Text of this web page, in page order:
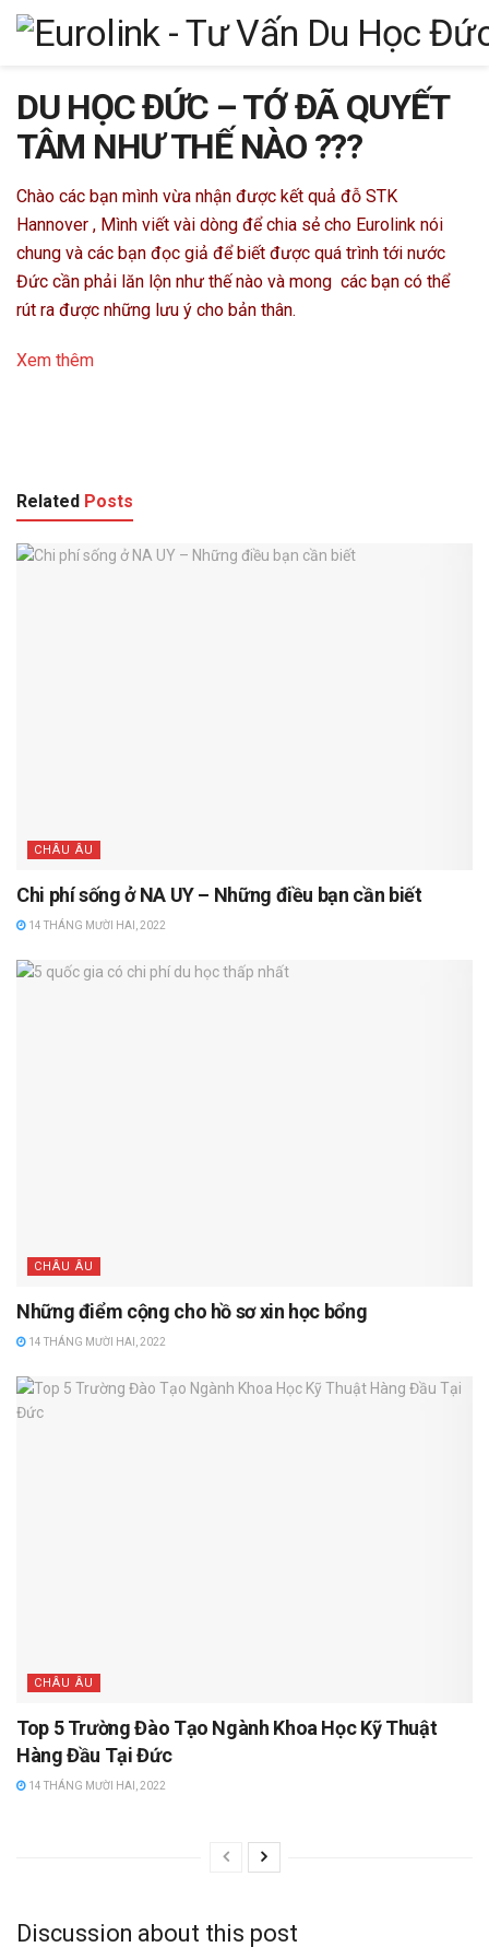
DU HỌC ĐỨC – TỚ ĐÃ QUYẾT
TÂM NHƯ THẾ NÀO ???
Chào các bạn mình vừa nhận được kết quả đỗ STK
Hannover , Mình viết vài dòng để chia sẻ cho Eurolink nói
chung và các bạn đọc giả để biết được quá trình tới nước
Đức cần phải lăn lộn như thế nào và mong các bạn có thể
rút ra được những lưu ý cho bản thân.
Xem thêm
Related Posts
CHÂU ÂU
Chi phí sống ở NA UY – Những điều bạn cần biết
14 THÁNG MƯỜI HAI, 2022
CHÂU ÂU
Những điểm cộng cho hồ sơ xin học bổng
14 THÁNG MƯỜI HAI, 2022
CHÂU ÂU
Top 5 Trường Đào Tạo Ngành Khoa Học Kỹ Thuật
Hàng Đầu Tại Đức
14 THÁNG MƯỜI HAI, 2022
Discussion about this post